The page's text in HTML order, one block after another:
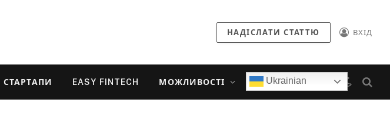
НАДІСЛАТИ СТАТТЮ ВХІД
СТАРТАПИ EASY FINTECH МОЖЛИВОСТІ Ukrainian